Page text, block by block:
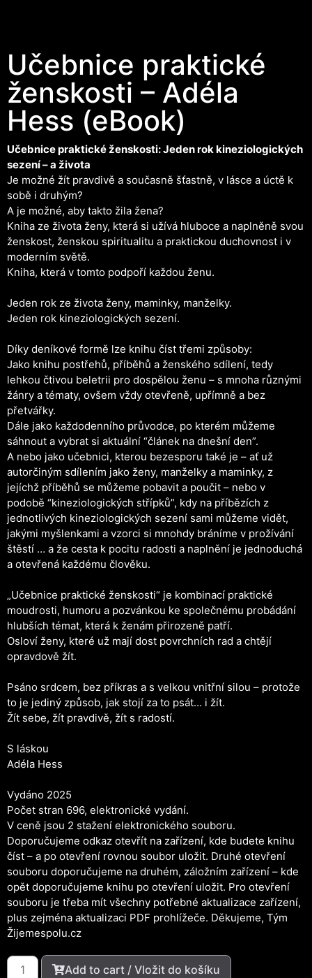
Učebnice praktické
ženskosti – Adéla
Hess (eBook)
Učebnice praktické ženskosti: Jeden rok kineziologických
sezení – a života
Je možné žít pravdivě a současně šťastně, v lásce a úctě k
sobě i druhým?
A je možné, aby takto žila žena?
Kniha ze života ženy, která si užívá hluboce a naplněně svou
ženskost, ženskou spiritualitu a praktickou duchovnost i v
moderním světě.
Kniha, která v tomto podpoří každou ženu.
Jeden rok ze života ženy, maminky, manželky.
Jeden rok kineziologických sezení.
Díky deníkové formě lze knihu číst třemi způsoby:
Jako knihu postřehů, příběhů a ženského sdílení, tedy
lehkou čtivou beletrii pro dospělou ženu – s mnoha různými
žánry a tématy, ovšem vždy otevřeně, upřímně a bez
přetvářky.
Dále jako každodenního průvodce, po kterém můžeme
sáhnout a vybrat si aktuální “článek na dnešní den”.
A nebo jako učebnici, kterou bezesporu také je – ať už
autorčiným sdílením jako ženy, manželky a maminky, z
jejíchž příběhů se můžeme pobavit a poučit – nebo v
podobě “kineziologických střípků”, kdy na příbězích z
jednotlivých kineziologických sezení sami můžeme vidět,
jakými myšlenkami a vzorci si mnohdy bráníme v prožívání
štěstí … a že cesta k pocitu radosti a naplnění je jednoduchá
a otevřená každému člověku.
„Učebnice praktické ženskosti“ je kombinací praktické
moudrosti, humoru a pozvánkou ke společnému probádání
hlubších témat, která k ženám přirozeně patří.
Osloví ženy, které už mají dost povrchních rad a chtějí
opravdově žít.
Psáno srdcem, bez příkras a s velkou vnitřní silou – protože
to je jediný způsob, jak stojí za to psát… i žít.
Žít sebe, žít pravdivě, žít s radostí.
S láskou
Adéla Hess
Vydáno 2025
Počet stran 696, elektronické vydání.
V ceně jsou 2 stažení elektronického souboru.
Doporučujeme odkaz otevřít na zařízení, kde budete knihu
číst – a po otevření rovnou soubor uložit. Druhé otevření
souboru doporučujeme na druhém, záložním zařízení – kde
opět doporučujeme knihu po otevření uložit. Pro otevření
souboru je třeba mít všechny potřebné aktualizace zařízení,
plus zejména aktualizaci PDF prohlížeče. Děkujeme, Tým
Žijemespolu.cz
Add to cart / Vložit do košíku